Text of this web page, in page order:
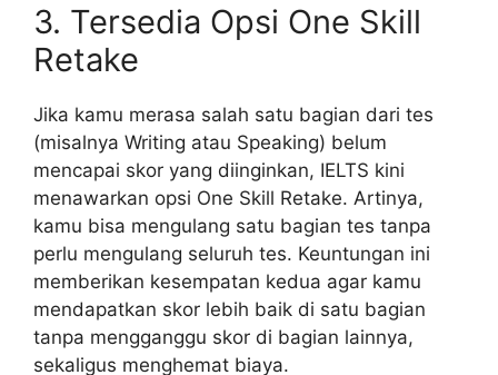
3. Tersedia Opsi One Skill
Retake
Jika kamu merasa salah satu bagian dari tes
(misalnya Writing atau Speaking) belum
mencapai skor yang diinginkan, IELTS kini
menawarkan opsi One Skill Retake. Artinya,
kamu bisa mengulang satu bagian tes tanpa
perlu mengulang seluruh tes. Keuntungan ini
memberikan kesempatan kedua agar kamu
mendapatkan skor lebih baik di satu bagian
tanpa mengganggu skor di bagian lainnya,
sekaligus menghemat biaya.